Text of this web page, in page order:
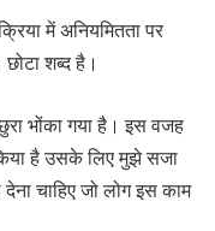
में अनियमितता पर
शब्द है।
भोंका गया है। इस वजह
है उसके लिए मुझे सजा
चाहिए जो लोग इस काम